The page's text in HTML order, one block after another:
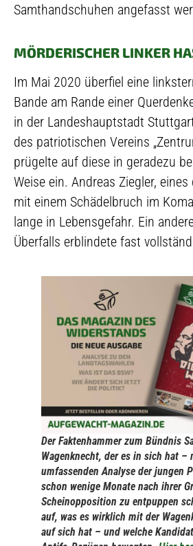
Samthandschuhen angefasst
MÖRDERISCHER LINKER
Im Mai 2020 überfiel eine
Bande am Rande einer
in der Landeshauptstadt
des patriotischen Vereins
prügelte auf diese in geradezu
Weise ein. Andreas Ziegler,
mit einem Schädelbruch im
lange in Lebensgefahr. Ein
Überfalls erblindete fast
Der Faktenhammer zum Bündnis
Wagenknecht, der es in sich hat –
umfassenden Analyse der jungen
schon wenige Monate nach ihrer
Scheinopposition zu entpuppen
auf, was es wirklich mit der
auf sich hat – und welche